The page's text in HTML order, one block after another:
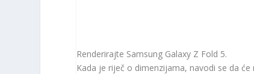
Renderirajte Samsung Galaxy Z Fold 5.
Kada je riječ o dimenzijama, navodi se da